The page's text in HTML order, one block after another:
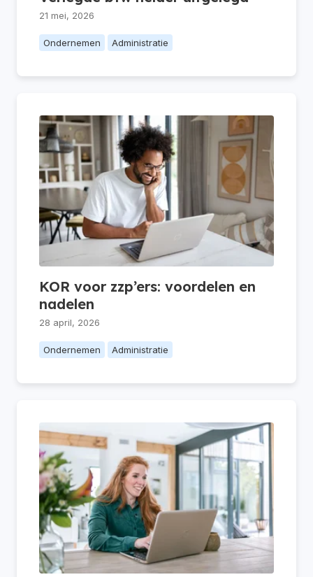
21 mei, 2026
Ondernemen Administratie
KOR voor zzp’ers: voordelen en
nadelen
28 april, 2026
Ondernemen Administratie